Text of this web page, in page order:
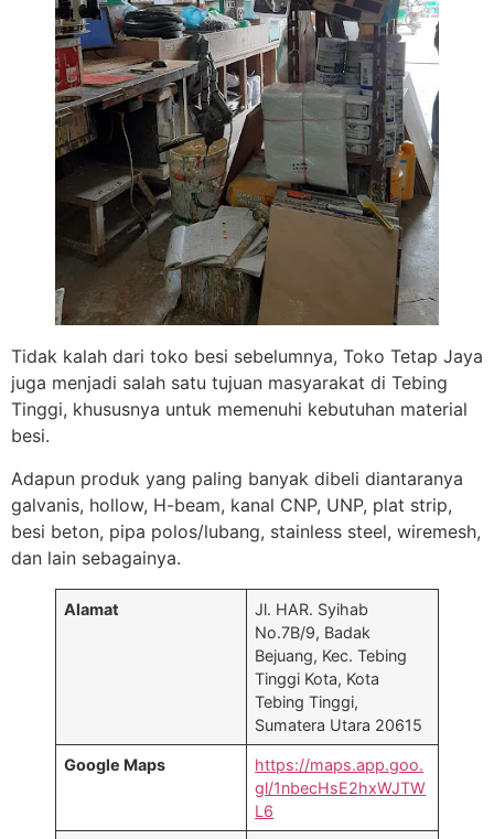
Tidak kalah dari toko besi sebelumnya, Toko Tetap Jaya
juga menjadi salah satu tujuan masyarakat di Tebing
Tinggi, khususnya untuk memenuhi kebutuhan material
besi.
Adapun produk yang paling banyak dibeli diantaranya
galvanis, hollow, H-beam, kanal CNP, UNP, plat strip,
besi beton, pipa polos/lubang, stainless steel, wiremesh,
dan lain sebagainya.
Alamat
Jl. HAR. Syihab
No.7B/9, Badak
Bejuang, Kec. Tebing
Tinggi Kota, Kota
Tebing Tinggi,
Sumatera Utara 20615
Google Maps
https://maps.app.goo.
gl/1nbecHsE2hxWJTW
L6